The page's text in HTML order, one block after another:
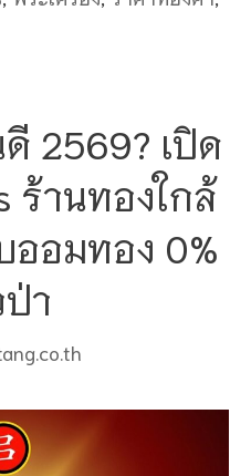
2569? เปิด
ร้านทองใกล้
ออมทอง 0%
า